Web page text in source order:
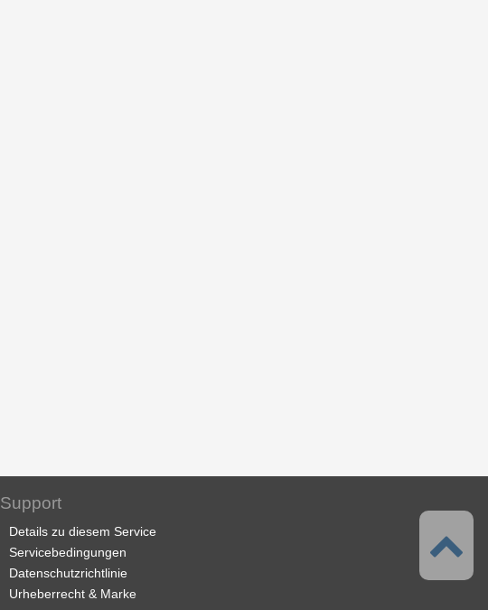
Support
Details zu diesem Service
Servicebedingungen
Datenschutzrichtlinie
Urheberrecht & Marke